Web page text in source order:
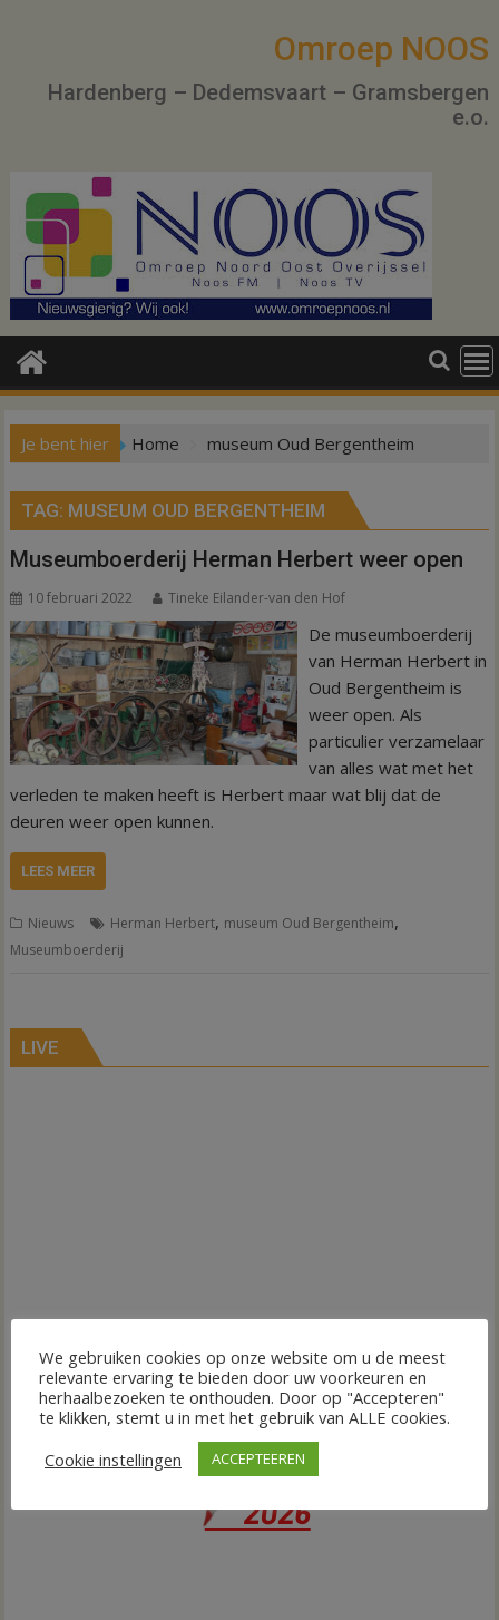
Omroep NOOS
Hardenberg – Dedemsvaart – Gramsbergen
e.o.
Je bent hier Home museum Oud Bergentheim
TAG: MUSEUM OUD BERGENTHEIM
Museumboerderij Herman Herbert weer open
10 februari 2022 Tineke Eilander-van den Hof
De museumboerderij
van Herman Herbert in
Oud Bergentheim is
weer open. Als
particulier verzamelaar
van alles wat met het
verleden te maken heeft is Herbert maar wat blij dat de
deuren weer open kunnen.
LEES MEER
Nieuws Herman Herbert, museum Oud Bergentheim,
Museumboerderij
LIVE
We gebruiken cookies op onze website om u de meest
relevante ervaring te bieden door uw voorkeuren en
herhaalbezoeken te onthouden. Door op "Accepteren"
te klikken, stemt u in met het gebruik van ALLE cookies.
Cookie instellingen
ACCEPTEEREN